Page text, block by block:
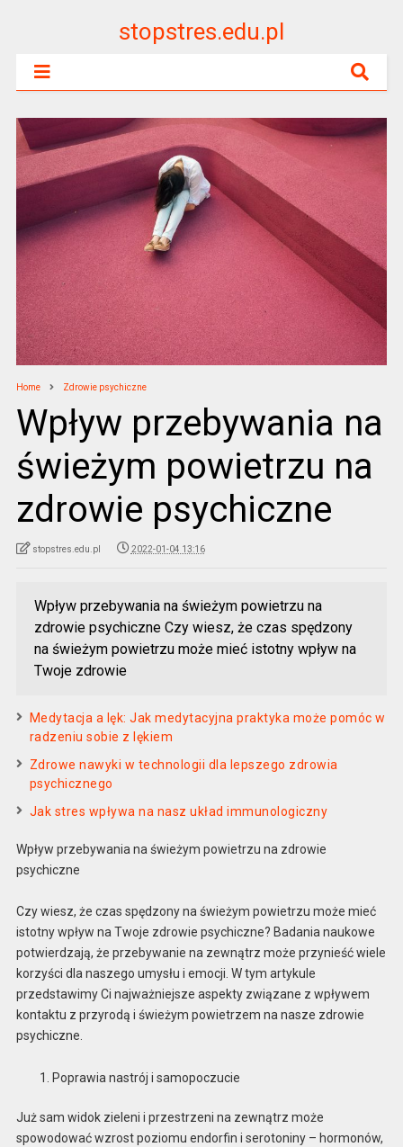
stopstres.edu.pl
Home Zdrowie psychiczne
Wpływ przebywania na
świeżym powietrzu na
zdrowie psychiczne
stopstres.edu.pl 2022-01-04 13:16
Wpływ przebywania na świeżym powietrzu na
zdrowie psychiczne Czy wiesz, że czas spędzony
na świeżym powietrzu może mieć istotny wpływ na
Twoje zdrowie
Medytacja a lęk: Jak medytacyjna praktyka może pomóc w
radzeniu sobie z lękiem
Zdrowe nawyki w technologii dla lepszego zdrowia
psychicznego
Jak stres wpływa na nasz układ immunologiczny
Wpływ przebywania na świeżym powietrzu na zdrowie
psychiczne
Czy wiesz, że czas spędzony na świeżym powietrzu może mieć
istotny wpływ na Twoje zdrowie psychiczne? Badania naukowe
potwierdzają, że przebywanie na zewnątrz może przynieść wiele
korzyści dla naszego umysłu i emocji. W tym artykule
przedstawimy Ci najważniejsze aspekty związane z wpływem
kontaktu z przyrodą i świeżym powietrzem na nasze zdrowie
psychiczne.
Poprawia nastrój i samopoczucie
Już sam widok zieleni i przestrzeni na zewnątrz może
spowodować wzrost poziomu endorfin i serotoniny – hormonów,